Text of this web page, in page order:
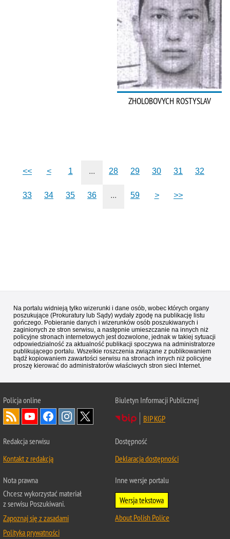
ZHOLOBOVYCH ROSTYSLAV
<< < 1 ... 28 29 30 31 32
33 34 35 36 ... 59 > >>
Na portalu widnieją tylko wizerunki i dane osób, wobec których organy
poszukujące (Prokuratury lub Sądy) wydały zgodę na publikację listu
gończego. Pobieranie danych i wizerunków osób poszukiwanych i
zaginionych ze stron serwisu, a następnie umieszczanie na innych niż
policyjne stronach internetowych jest dozwolone, jednak w takiej sytuacji
odpowiedzialność za aktualność publikacji spoczywa na administratorze
publikującego portalu. Wszelkie roszczenia związane z publikowaniem
bądź kopiowaniem zawartości serwisu na stronach innych niż policyjne
proszę kierować do administratorów właściwych stron sieci Internet.
Policjaonline
Biuletyn Informacji Publicznej
BIP KGP
Redakcja serwisu
Kontakt z redakcją
Dostępność
Deklaracja dostępności
Nota prawna
Chcesz wykorzystać materiał
z serwisu Poszukiwani.
Zapoznaj się z zasadami
Polityka prywatności
Inne wersje portalu
Wersja tekstowa
About Polish Police